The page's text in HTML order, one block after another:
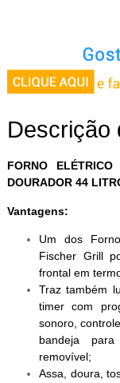
Descrição
FORNO
DOURADOR 44
Vantagens:
Um dos
Fischer Grill
frontal em
Traz também
timer com
sonoro,
bandeja
removível;
Assa, doura,